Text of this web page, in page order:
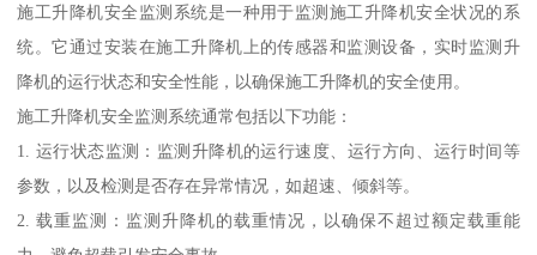
施工升降机安全监测系统是一种用于监测施工升降机安全状况的系
统。它通过安装在施工升降机上的传感器和监测设备，实时监测升
降机的运行状态和安全性能，以确保施工升降机的安全使用。
施工升降机安全监测系统通常包括以下功能：
1. 运行状态监测：监测升降机的运行速度、运行方向、运行时间等
参数，以及检测是否存在异常情况，如超速、倾斜等。
2. 载重监测：监测升降机的载重情况，以确保不超过额定载重能